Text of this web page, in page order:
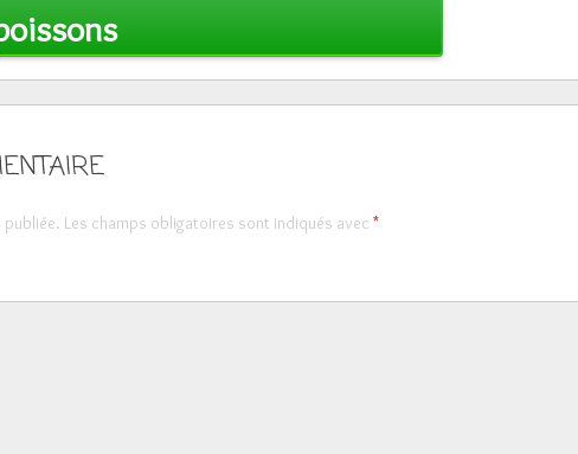
publiée. Les champs obligatoires sont indiqués avec *